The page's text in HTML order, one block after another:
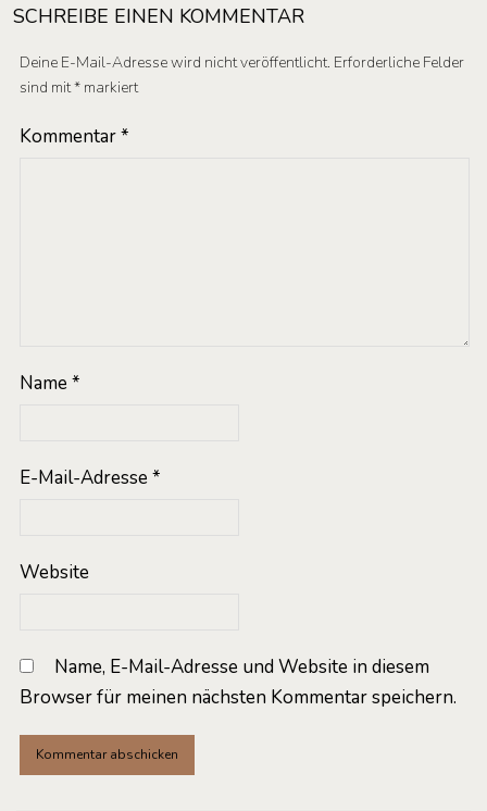
SCHREIBE EINEN KOMMENTAR
Deine E-Mail-Adresse wird nicht veröffentlicht. Erforderliche Felder
sind mit* markiert
Kommentar*
Name*
E-Mail-Adresse*
Website
Name, E-Mail-Adresse und Website in diesem
Browser für meinen nächsten Kommentar speichern.